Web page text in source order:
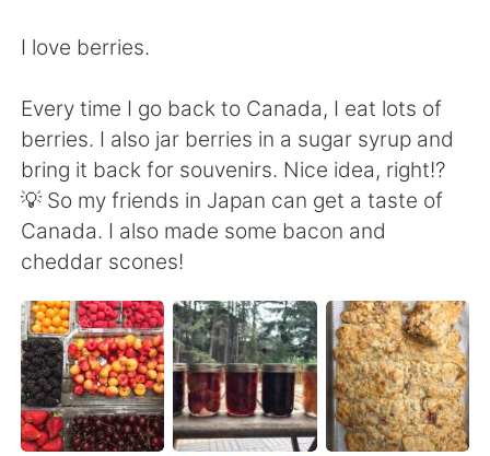
Русский ไทย
Indonesia Italiano
Türkçe Tiếng Việt
I love berries.
Every time I go back to Canada, I eat lots of
berries. I also jar berries in a sugar syrup and
bring it back for souvenirs. Nice idea, right!?
💡 So my friends in Japan can get a taste of
Canada. I also made some bacon and
cheddar scones!